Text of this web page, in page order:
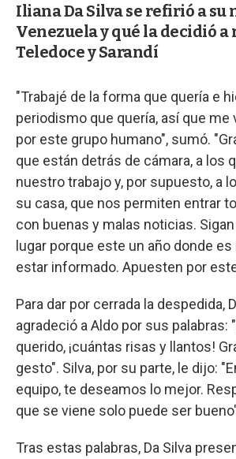
Iliana Da Silva se refirió a su
Venezuela y qué la decidió
Teledoce y Sarandí
"Trabajé de la forma que quería e
periodismo que quería, así que me
por este grupo humano", sumó.
que están detrás de cámara, a los
nuestro trabajo y, por supuesto, a
su casa, que nos permiten entrar
con buenas y malas noticias.
lugar porque este un año donde
estar informado. Apuesten por
Para dar por cerrada la despedida,
agradeció a Aldo por sus palabras:
querido, ¡cuántas risas y llantos!
gesto". Silva, por su parte, le dijo:
equipo, te deseamos lo mejor.
que se viene solo puede ser
Tras estas palabras, Da Silva